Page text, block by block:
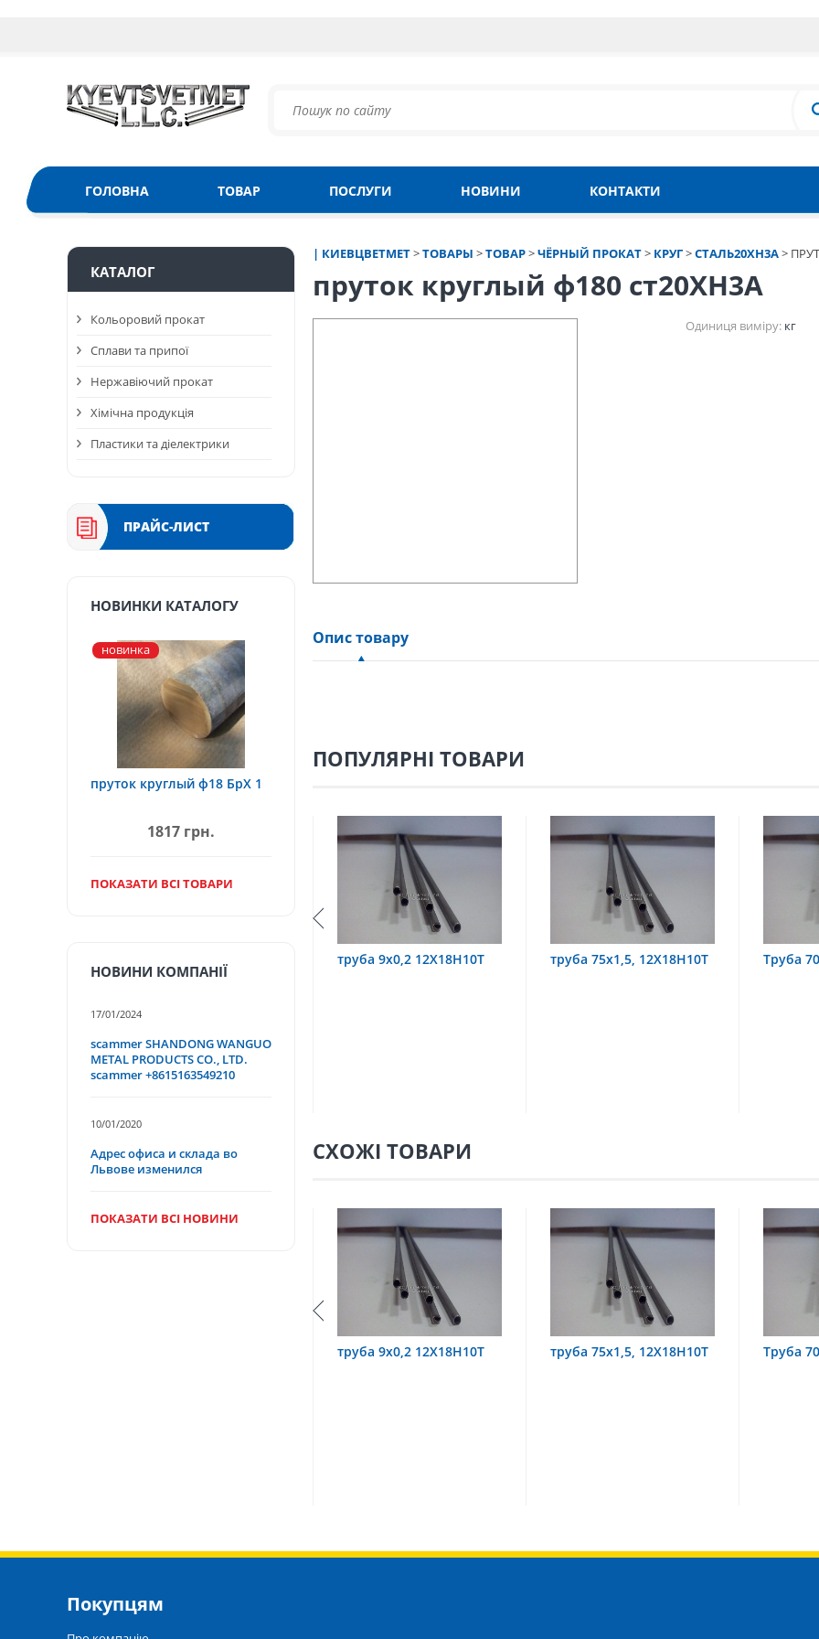
ГОЛОВНА ТОВАР ПОСЛУГИ НОВИНИ КОНТАКТИ
| КИЕВЦВЕТМЕТ>ТОВАРЫ >ТОВАР>ЧЁРНЫЙ ПРОКАТ> КРУГ>СТАЛЬ20ХН3А>
пруток круглый ф180 ст20ХН3А
Одиниця виміру:кг
Опис товару
ПОПУЛЯРНІ ТОВАРИ
труба 75х1,5, 12Х18Н10Т Труба 70х8 08Х22Н6Т
СХОЖІ ТОВАРИ
труба 75х1,5, 12Х18Н10Т Труба 70х8 08Х22Н6Т
КАТАЛОГ
Кольоровий прокат
Сплави та припої
Нержавіючий прокат
Хімічна продукція
Пластики та діелектрики
ПРАЙС-ЛИСТ
НОВИНКИ КАТАЛОГУ
новинка
пруток круглый ф18 БрХ 1
1817 грн.
ПОКАЗАТИ ВСІ ТОВАРИ
НОВИНИ КОМПАНІЇ
17/01/2024
scammer SHANDONG WANGUO
METAL PRODUCTS CO., LTD.
scammer +8615163549210
10/01/2020
Адрес офиса и склада во
Львове изменился
ПОКАЗАТИ ВСІ НОВИНИ
Покупцям